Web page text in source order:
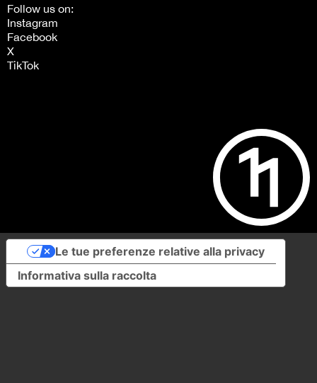
Follow us on:
Instagram
Facebook
X
TikTok
Informativa sulla raccolta
Le tue preferenze relative alla privacy